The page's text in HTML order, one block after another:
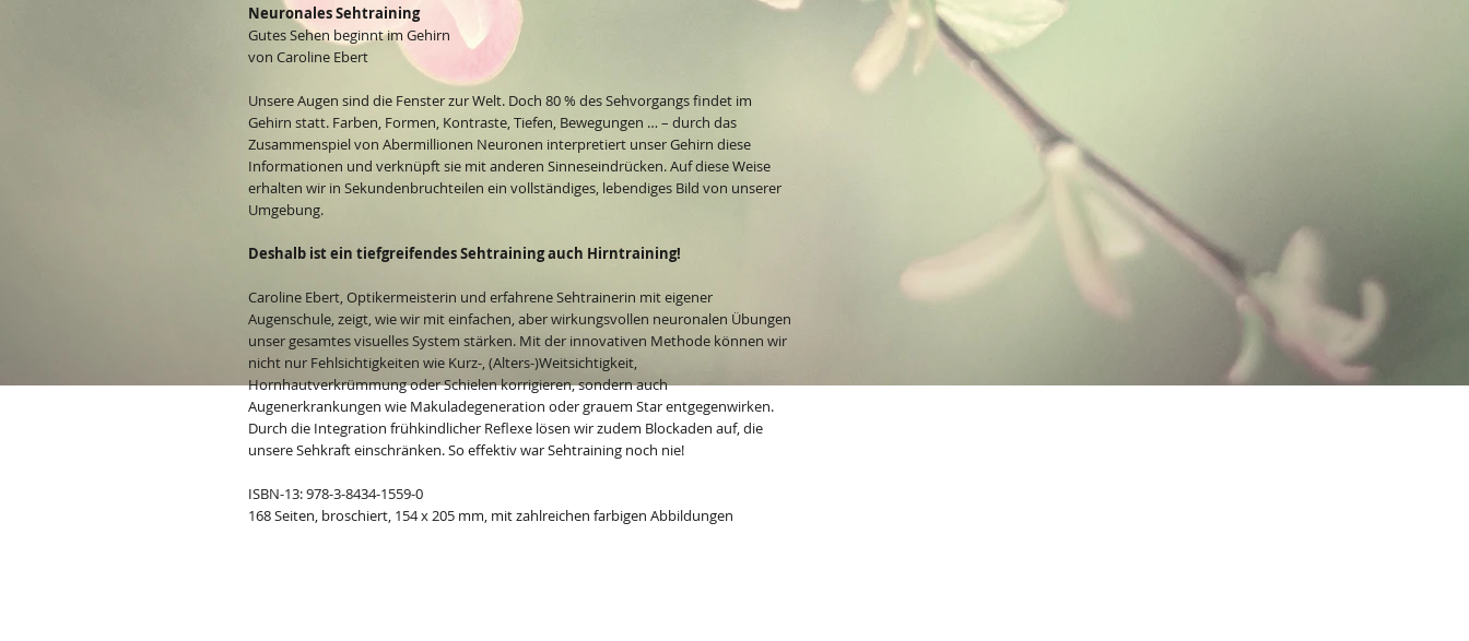
Neuronales Sehtraining
Gutes Sehen beginnt im Gehirn
von Caroline Ebert
Unsere Augen sind die Fenster zur Welt. Doch 80 % des Sehvorgangs findet im
Gehirn statt. Farben, Formen, Kontraste, Tiefen, Bewegungen … – durch das
Zusammenspiel von Abermillionen Neuronen interpretiert unser Gehirn diese
Informationen und verknüpft sie mit anderen Sinneseindrücken. Auf diese Weise
erhalten wir in Sekundenbruchteilen ein vollständiges, lebendiges Bild von unserer
Umgebung.
Deshalb ist ein tiefgreifendes Sehtraining auch Hirntraining!
Caroline Ebert, Optikermeisterin und erfahrene Sehtrainerin mit eigener
Augenschule, zeigt, wie wir mit einfachen, aber wirkungsvollen neuronalen Übungen
unser gesamtes visuelles System stärken. Mit der innovativen Methode können wir
nicht nur Fehlsichtigkeiten wie Kurz-, (Alters-)Weitsichtigkeit,
Hornhautverkrümmung oder Schielen korrigieren, sondern auch
Augenerkrankungen wie Makuladegeneration oder grauem Star entgegenwirken.
Durch die Integration frühkindlicher Reflexe lösen wir zudem Blockaden auf, die
unsere Sehkraft einschränken. So effektiv war Sehtraining noch nie!
ISBN-13: 978-3-8434-1559-0
168 Seiten, broschiert, 154 x 205 mm, mit zahlreichen farbigen Abbildungen